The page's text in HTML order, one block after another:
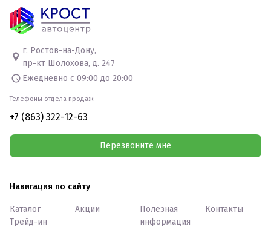
г. Ростов-на-Дону,
пр-кт Шолохова, д. 247
Ежедневно с 09:00 до 20:00
Телефоны отдела продаж:
+7 (863) 322-12-63
Перезвоните мне
Навигация по сайту
Каталог
Трейд-ин
Акции
Полезная
информация
Контакты